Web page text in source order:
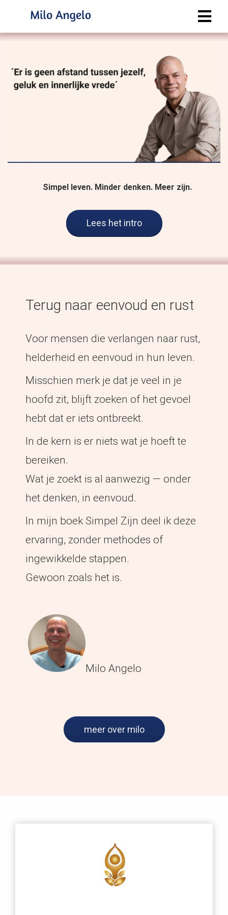
Simpel leven. Minder denken. Meer zijn.
Lees het intro
Terug naar eenvoud en rust
Voor mensen die verlangen naar rust,
helderheid en eenvoud in hun leven.
Misschien merk je dat je veel in je
hoofd zit, blijft zoeken of het gevoel
hebt dat er iets ontbreekt.
In de kern is er niets wat je hoeft te
bereiken.
Wat je zoekt is al aanwezig — onder
het denken, in eenvoud.
In mijn boek Simpel Zijn deel ik deze
ervaring, zonder methodes of
ingewikkelde stappen.
Gewoon zoals het is.
Milo Angelo
meer over milo